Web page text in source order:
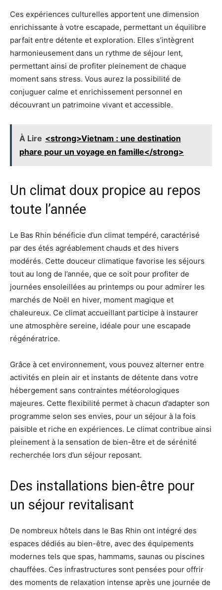
Ces expériences culturelles apportent une dimension
enrichissante à votre escapade, permettant un équilibre
parfait entre détente et exploration. Elles s’intègrent
harmonieusement dans un rythme de séjour lent,
permettant ainsi de profiter pleinement de chaque
moment sans stress. Vous aurez la possibilité de
conjuguer calme et enrichissement personnel en
découvrant un patrimoine vivant et accessible.
À Lire <strong>Vietnam : une destination
phare pour un voyage en famille</strong>
Un climat doux propice au repos
toute l’année
Le Bas Rhin bénéficie d’un climat tempéré, caractérisé
par des étés agréablement chauds et des hivers
modérés. Cette douceur climatique favorise les séjours
tout au long de l’année, que ce soit pour profiter de
journées ensoleillées au printemps ou pour admirer les
marchés de Noël en hiver, moment magique et
chaleureux. Ce climat accueillant participe à instaurer
une atmosphère sereine, idéale pour une escapade
régénératrice.
Grâce à cet environnement, vous pouvez alterner entre
activités en plein air et instants de détente dans votre
hébergement sans contraintes météorologiques
majeures. Cette flexibilité permet à chacun d’adapter son
programme selon ses envies, pour un séjour à la fois
paisible et riche en expériences. Le climat contribue ainsi
pleinement à la sensation de bien-être et de sérénité
recherchée lors d’un séjour reposant.
Des installations bien-être pour
un séjour revitalisant
De nombreux hôtels dans le Bas Rhin ont intégré des
espaces dédiés au bien-être, avec des équipements
modernes tels que spas, hammams, saunas ou piscines
chauffées. Ces infrastructures sont pensées pour offrir
des moments de relaxation intense après une journée de